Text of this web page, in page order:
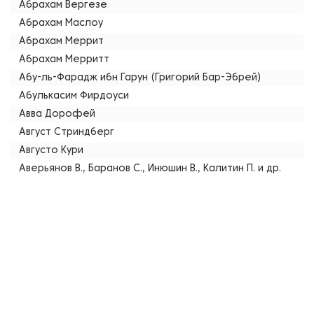
Абрахам Вергезе
Абрахам Маслоу
Абрахам Меррит
Абрахам Мерритт
Абу-ль-Фарадж ибн Гарун (Григорий Бар-Эбрей)
Абулькасим Фирдоуси
Авва Дорофей
Август Стриндберг
Августо Кури
Аверьянов В., Баранов С., Инюшин В., Калитин П. и др.